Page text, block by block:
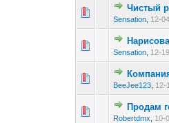
Чистый
Sensation 12-
Sensation 12-
BeeJee123 12-
Продам
Robertdmx
10-